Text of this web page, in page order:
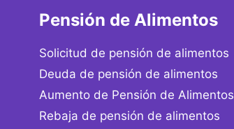
Pensión de Alimentos
Solicitud de pensión de alimentos
Deuda de pensión de alimentos
Aumento de Pensión de Alimentos
Rebaja de pensión de alimentos